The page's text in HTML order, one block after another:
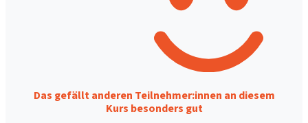
Das gefällt anderen Teilnehmer:innen an diesem
Kurs besonders gut